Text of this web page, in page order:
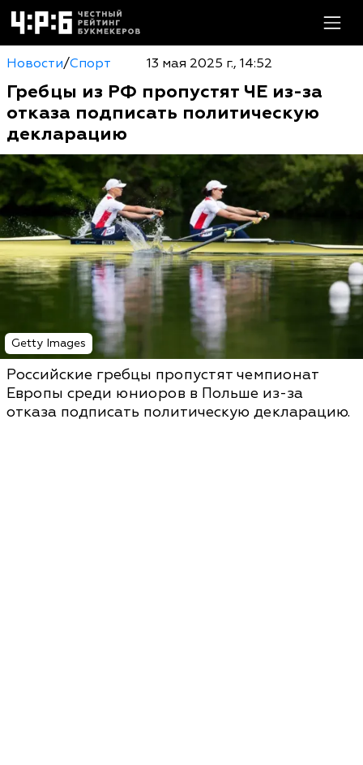
Новости/Спорт 13 мая 2025 г., 14:52
Гребцы из РФ пропустят ЧЕ из-за
отказа подписать политическую
декларацию
Getty Images
Российские гребцы пропустят чемпионат
Европы среди юниоров в Польше из-за
отказа подписать политическую декларацию.